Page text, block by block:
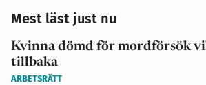
Mest läst just nu
Kvinna dömd för mordförsök
tillbaka
ARBETSRÄTT